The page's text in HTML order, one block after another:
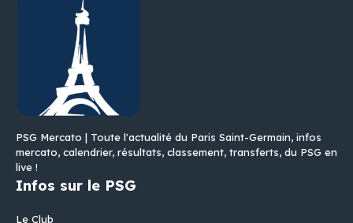
PSG Mercato | Toute l'actualité du Paris Saint-Germain, infos
mercato, calendrier, résultats, classement, transferts, du PSG en
live !
Infos sur le PSG
Le Club